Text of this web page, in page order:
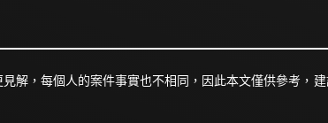
解，每個人的案件事實也不相同，因此本文僅供參考，